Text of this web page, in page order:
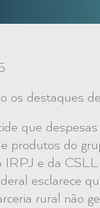
os destaques
que despesas
produtos do
IRPJ e da CSLL
esclarece
rural não